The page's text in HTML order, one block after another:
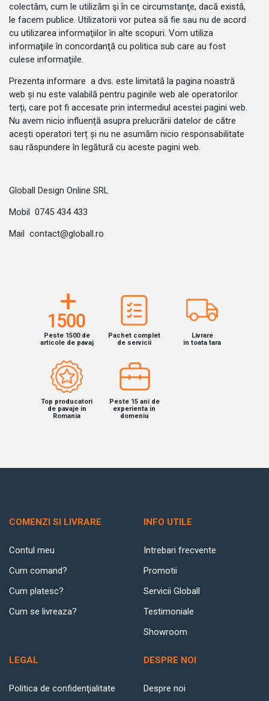
colectăm, cum le utilizăm şi în ce circumstanţe, dacă există,
le facem publice. Utilizatorii vor putea să fie sau nu de acord
cu utilizarea informaţiilor în alte scopuri. Vom utiliza
informaţiile în concordanţă cu politica sub care au fost
culese informaţiile.
Prezenta informare a dvs. este limitată la pagina noastră
web și nu este valabilă pentru paginile web ale operatorilor
terți, care pot fi accesate prin intermediul acestei pagini web.
Nu avem nicio influență asupra prelucrării datelor de către
acești operatori terț și nu ne asumăm nicio responsabilitate
sau răspundere în legătură cu aceste pagini web.
Globall Design Online SRL
Mobil 0745 434 433
Mail contact@globall.ro
Peste 1500 de
articole de pavaj
Pachet complet
de servicii
Livrare
in toata tara
Top producatori
de pavaje in
Romania
Peste 15 ani de
experienta in
domeniu
COMENZI SI LIVRARE
Contul meu
Cum comand?
Cum platesc?
Cum se livreaza?
INFO UTILE
Intrebari frecvente
Promotii
Servicii Globall
Testimoniale
Showroom
LEGAL
Politica de confidenţialitate
DESPRE NOI
Despre noi